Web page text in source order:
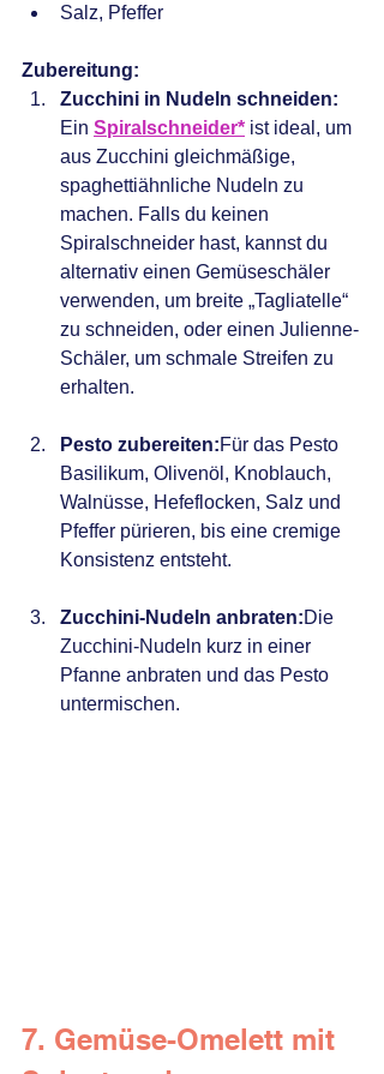
Salz, Pfeffer
Zubereitung:
Zucchini in Nudeln schneiden:
Ein Spiralschneider* ist ideal, um
aus Zucchini gleichmäßige,
spaghettiähnliche Nudeln zu
machen. Falls du keinen
Spiralschneider hast, kannst du
alternativ einen Gemüseschäler
verwenden, um breite „Tagliatelle“
zu schneiden, oder einen Julienne-
Schäler, um schmale Streifen zu
erhalten.
Pesto zubereiten:Für das Pesto
Basilikum, Olivenöl, Knoblauch,
Walnüsse, Hefeflocken, Salz und
Pfeffer pürieren, bis eine cremige
Konsistenz entsteht.
Zucchini-Nudeln anbraten:Die
Zucchini-Nudeln kurz in einer
Pfanne anbraten und das Pesto
untermischen.
7. Gemüse-Omelett mit